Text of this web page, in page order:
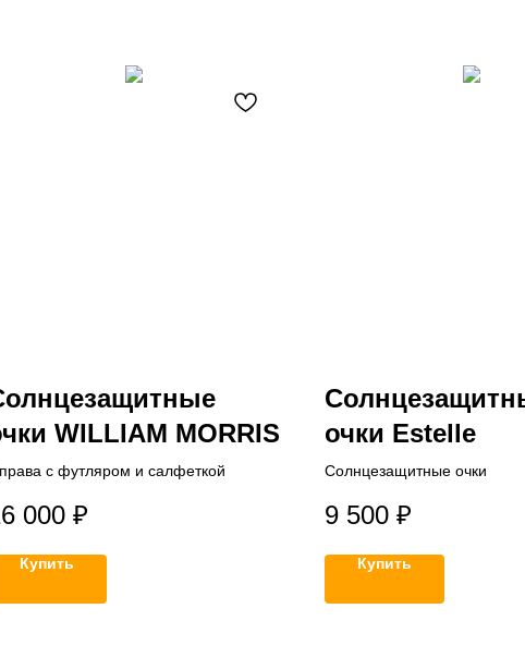
WILLIAM MORRIS
с футляром и салфеткой
000 ₽
Купить
очки Estelle
Солнцезащитные очки
9 500 ₽
Купить